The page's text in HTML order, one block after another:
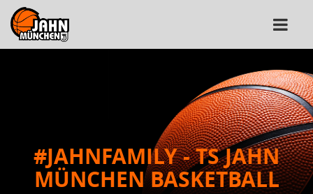
#JAHNFAMILY - TS JAHN
MÜNCHEN BASKETBALL